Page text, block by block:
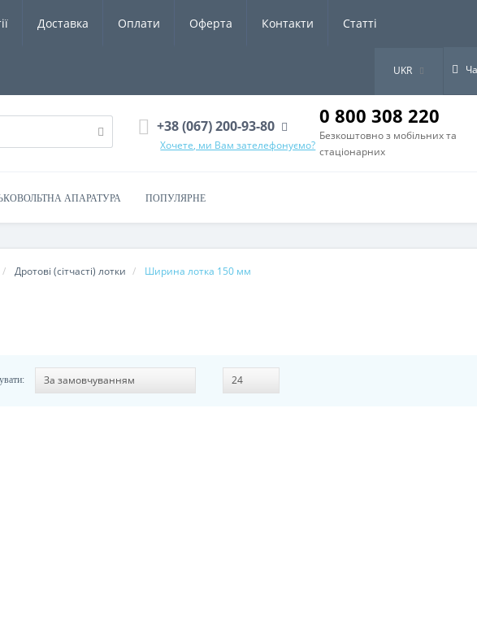
Доставка Оплати Оферта Контакти Статті
UKR
+38 (067) 200-93-80
Хочете, ми Вам зателефонуємо?
0 800 308 220
Безкоштовно з мобільних та
стаціонарних
АПАРАТУРА ПОПУЛЯРНЕ
Дротові (сітчасті) лотки Ширина лотка 150 мм